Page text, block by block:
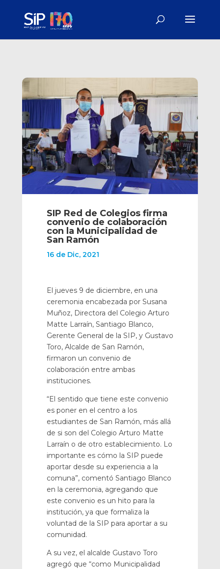
SIP Red de Colegios firma
convenio de colaboración
con la Municipalidad de
San Ramón
16 de Dic, 2021
El jueves 9 de diciembre, en una
ceremonia encabezada por Susana
Muñoz, Directora del Colegio Arturo
Matte Larraín, Santiago Blanco,
Gerente General de la SIP, y Gustavo
Toro, Alcalde de San Ramón,
firmaron un convenio de
colaboración entre ambas
instituciones.
“El sentido que tiene este convenio
es poner en el centro a los
estudiantes de San Ramón, más allá
de si son del Colegio Arturo Matte
Larraín o de otro establecimiento. Lo
importante es cómo la SIP puede
aportar desde su experiencia a la
comuna”, comentó Santiago Blanco
en la ceremonia, agregando que
este convenio es un hito para la
institución, ya que formaliza la
voluntad de la SIP para aportar a su
comunidad.
A su vez, el alcalde Gustavo Toro
agregó que “como Municipalidad